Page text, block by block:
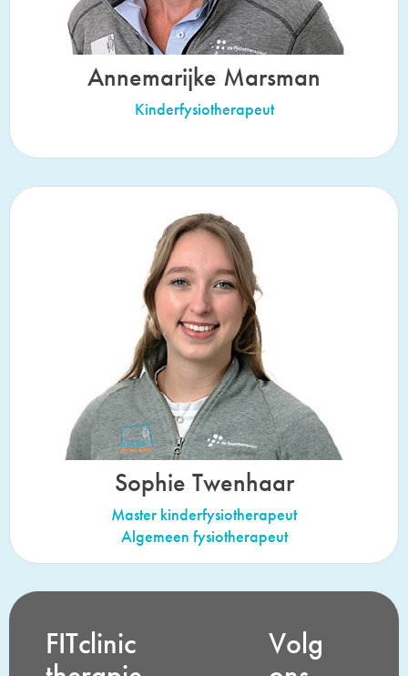
Annemarijke Marsman
Kinderfysiotherapeut
Sophie Twenhaar
Master kinderfysiotherapeut
Algemeen fysiotherapeut
FITclinic
Volg